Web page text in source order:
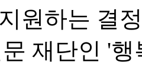
원하는 결
재단인 '